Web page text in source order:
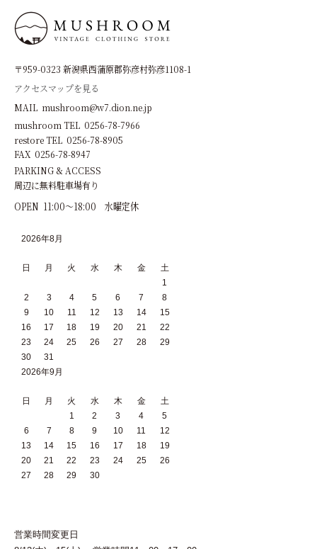
〒959-0323 新潟県西蒲原郡弥彦村弥彦1108-1
アクセスマップを見る
MAIL mushroom@w7.dion.ne.jp
mushroom TEL 0256-78-7966
restore TEL 0256-78-8905
FAX 0256-78-8947
PARKING & ACCESS
周辺に無料駐車場有り
OPEN 11:00～18:00 水曜定休
2026年8月
日 月 火 水 木 金
土
1
2
3 4 5 6 7
8
9
10 11 12 13 14
15
16
17 18 19 20 21
22
23
24 25 26 27 28
29
30
31
2026年9月
日 月 火 水 木 金
土
1
2 3 4
5
6
7 8 9 10 11
12
13
14 15 16 17 18
19
20
21 22 23 24 25
26
27
28 29 30
営業時間変更日